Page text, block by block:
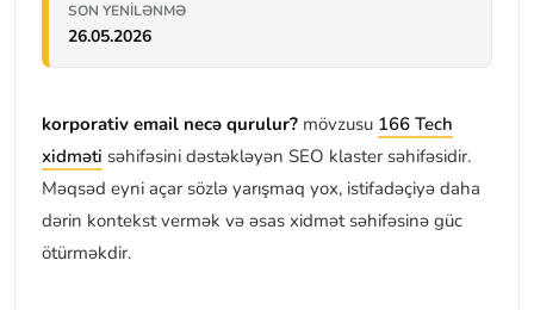
SON YENILƏNMƏ
26.05.2026
korporativ email necə qurulur? mövzusu 166 Tech
xidməti səhifəsini dəstəkləyən SEO klaster səhifəsidir.
Məqsəd eyni açar sözlə yarışmaq yox, istifadəçiyə daha
dərin kontekst vermək və əsas xidmət səhifəsinə güc
ötürməkdir.